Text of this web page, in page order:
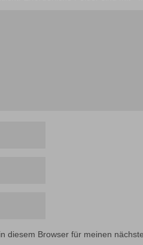
diesem Browser für meinen